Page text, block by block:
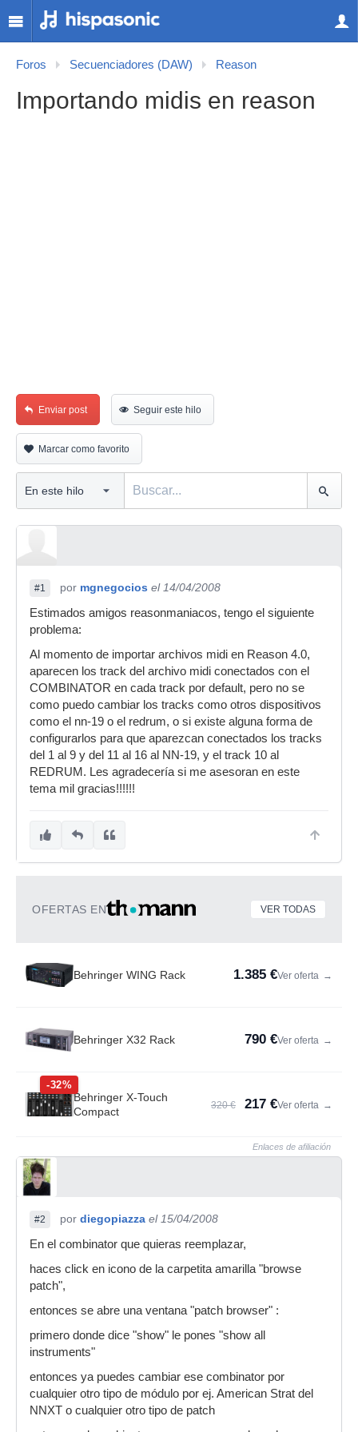
Foros Secuenciadores (DAW) Reason
Importando midis en reason
Enviar post Seguir este hilo
Marcar como favorito
#1 por mgnegocios el 14/04/2008
Estimados amigos reasonmaniacos, tengo el siguiente
problema:
Al momento de importar archivos midi en Reason 4.0,
aparecen los track del archivo midi conectados con el
COMBINATOR en cada track por default, pero no se
como puedo cambiar los tracks como otros dispositivos
como el nn-19 o el redrum, o si existe alguna forma de
configurarlos para que aparezcan conectados los tracks
del 1 al 9 y del 11 al 16 al NN-19, y el track 10 al
REDRUM. Les agradecería si me asesoran en este
tema mil gracias!!!!!!
OFERTAS EN VER TODAS
Behringer WING Rack 1.385 €Ver oferta →
Behringer X32 Rack 790 €Ver oferta →
-32%
Behringer X-Touch
Compact
320 € 217 €Ver oferta →
Enlaces de afiliación
#2 por diegopiazza el 15/04/2008
En el combinator que quieras reemplazar,
haces click en icono de la carpetita amarilla "browse
patch",
entonces se abre una ventana "patch browser" :
primero donde dice "show" le pones "show all
instruments"
entonces ya puedes cambiar ese combinator por
cualquier otro tipo de módulo por ej. American Strat del
NNXT o cualquier otro tipo de patch